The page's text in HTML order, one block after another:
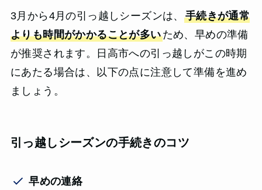
3月から4月の引っ越しシーズンは、 手続きが通常
よりも時間がかかることが多いため、早めの準備
が推奨されます。日高市への引っ越しがこの時期
にあたる場合は、以下の点に注意して準備を進め
ましょう。
引っ越しシーズンの手続きのコツ
早めの連絡